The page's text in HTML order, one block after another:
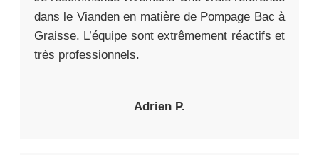
dans le Vianden en matière de Pompage Bac à
Graisse. L’équipe sont extrêmement réactifs et
très professionnels.
Adrien P.